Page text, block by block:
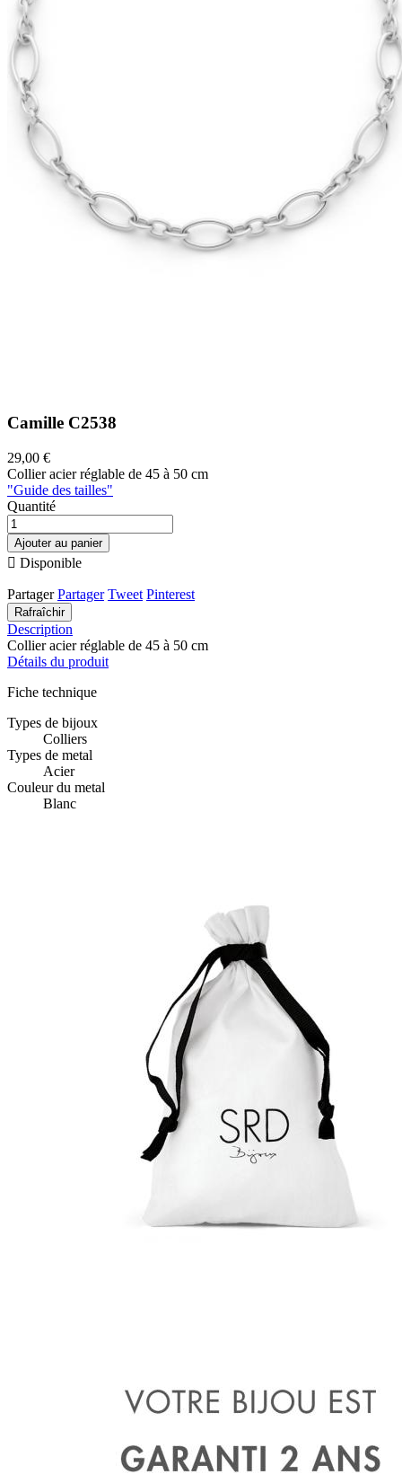
Camille C2538
29,00 €
Collier acier réglable de 45 à 50 cm
"Guide des tailles"
Quantité
Ajouter au panier
 Disponible
Partager Partager Tweet Pinterest
Description
Collier acier réglable de 45 à 50 cm
Détails du produit
Fiche technique
Types de bijoux
Colliers
Types de metal
Acier
Couleur du metal
Blanc